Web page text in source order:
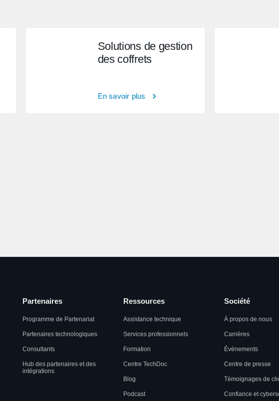
Solutions de gestion
des coffrets
En savoir plus
Partenaires
Programme de Partenariat
Partenaires technologiques
Consultants
Hub des partenaires et des
intégrations
Ressources
Assistance technique
Services professionnels
Formation
Centre TechDoc
Blog
Podcast
Société
À propos de nous
Carrières
Événements
Centre de presse
Témoignages de
Confiance et